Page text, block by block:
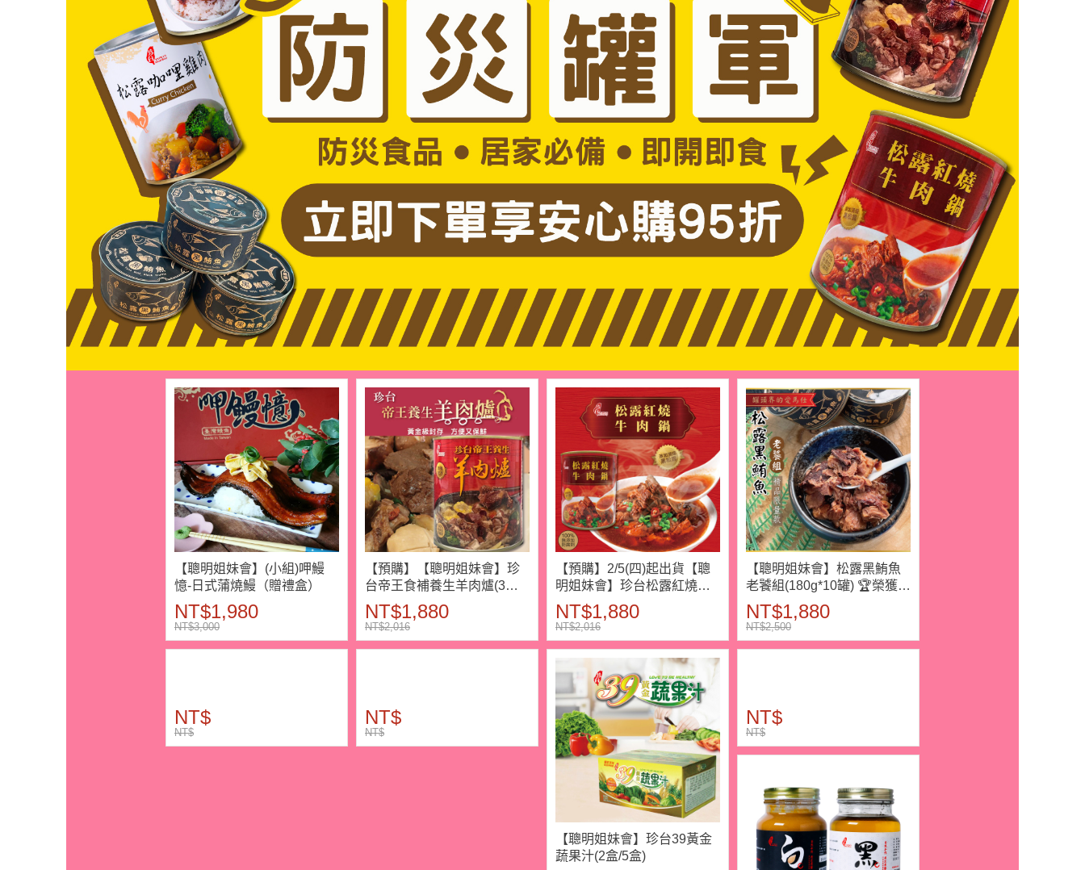
【聰明姐妹會】(小組)呷鰻
憶-日式蒲燒鰻（贈禮盒）
NT$1,980
NT$3,000
【預購】【聰明姐妹會】珍
台帝王食補養生羊肉爐(3罐/6
罐)
NT$1,880
NT$2,016
【預購】2/5(四)起出貨【聰
明姐妹會】珍台松露紅燒牛
肉鍋(3罐/6罐)
NT$1,880
NT$2,016
【聰明姐妹會】松露黑鮪魚
老饕組(180g*10罐) 🏆榮獲
2025海宴水產精品殊榮
NT$1,880
NT$2,500
NT$
NT$
NT$
NT$
【聰明姐妹會】珍台39黃金
蔬果汁(2盒/5盒)
NT$
NT$